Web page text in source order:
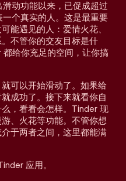
动功能以来，已促成超过
个真实的人。这是最重要
能遇见的人：爱情火花、
不管你的交友目标是什
给你充足的空间，让你搞
可以开始滑动了。如果给
成功了。接下来就看你自
，看看会怎样。Tinder 现
、火花等功能。不管你想
于两者之间，这里都能满
应用。